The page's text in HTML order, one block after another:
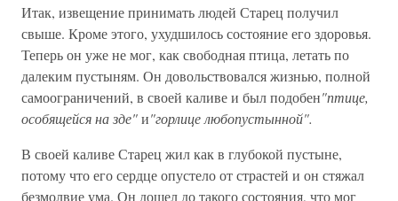
Итак, извещение принимать людей Старец получил
свыше. Кроме этого, ухудшилось состояние его здоровья.
Теперь он уже не мог, как свободная птица, летать по
далеким пустыням. Он довольствовался жизнью, полной
самоограничений, в своей каливе и был подобен"птице,
особящейся на зде"и"горлице любопустынной".
В своей каливе Старец жил как в глубокой пустыне,
потому что его сердце опустело от страстей и он стяжал
безмолвие ума. Он дошел до такого состояния, что мог